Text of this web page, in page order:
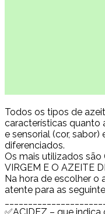
Todos os tipos de
características quanto
e sensorial (cor,
diferenciados.
Os mais utilizados são
VIRGEM E O AZEITE
Na hora de escolher o
atente para as
✅ACIDEZ – que